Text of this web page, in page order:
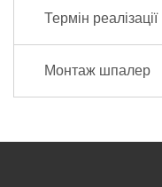
Термін реалізації
Монтаж шпалер